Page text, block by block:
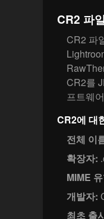
CR2 파
CR2 파
CR2를
프트웨
CR2에 대
전체 이
확장자:
MIME
개발자:
최초 출